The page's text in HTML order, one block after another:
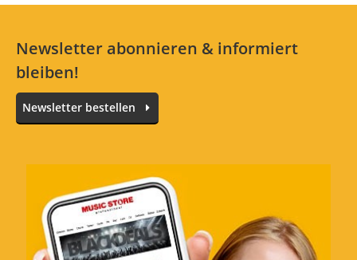
Newsletter abonnieren & informiert
bleiben!
Newsletter bestellen